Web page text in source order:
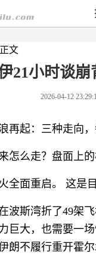
文
21小时谈崩
2026-04-12
再起：三种走向
怎么走？盘面上的
全面重启。 这是
波斯湾折了49架
巨大，也需要一
不履行重开霍尔